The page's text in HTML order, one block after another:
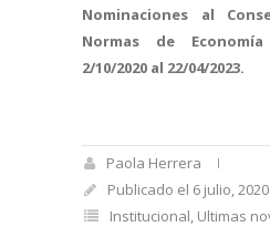
Nominaciones al
Normas de
2/10/2020 al 22/04/2023.
Paola Herrera
Publicado el 6 julio, 2020
Institucional, Ultimas